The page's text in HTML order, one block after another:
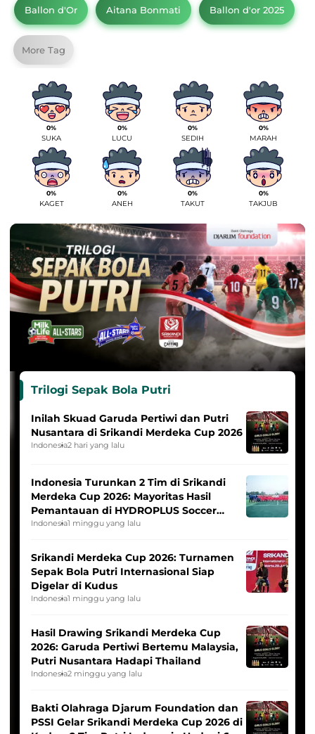
Ballon d'Or Aitana Bonmati Ballon d'or 2025
More Tag
0%
SUKA
0%
LUCU
0%
SEDIH
0%
MARAH
0%
KAGET
0%
ANEH
0%
TAKUT
0%
TAKJUB
Trilogi Sepak Bola Putri
Inilah Skuad Garuda Pertiwi dan Putri
Nusantara di Srikandi Merdeka Cup 2026
Indonesia2 hari yang lalu
Indonesia Turunkan 2 Tim di Srikandi
Merdeka Cup 2026: Mayoritas Hasil
Pemantauan di HYDROPLUS Soccer
League
Indonesia1 minggu yang lalu
Srikandi Merdeka Cup 2026: Turnamen
Sepak Bola Putri Internasional Siap
Digelar di Kudus
Indonesia1 minggu yang lalu
Hasil Drawing Srikandi Merdeka Cup
2026: Garuda Pertiwi Bertemu Malaysia,
Putri Nusantara Hadapi Thailand
Indonesia2 minggu yang lalu
Bakti Olahraga Djarum Foundation dan
PSSI Gelar Srikandi Merdeka Cup 2026 di